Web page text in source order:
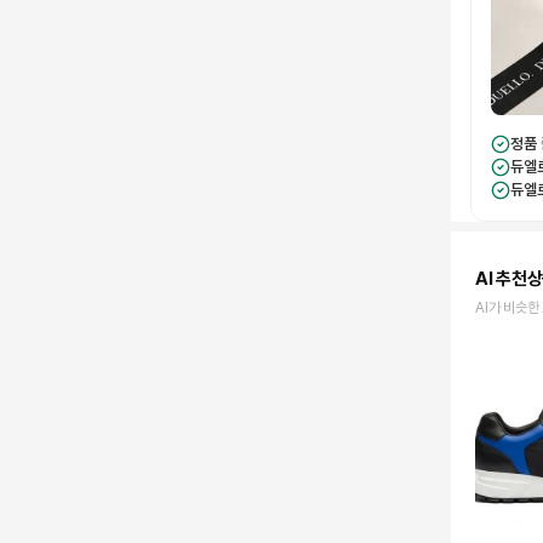
정품
듀엘
듀엘
AI 추천
AI가 비슷한